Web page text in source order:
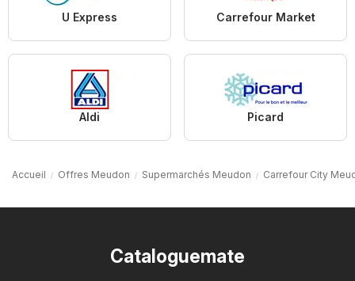
U Express Carrefour Market
Aldi Picard
Accueil Offres Meudon Supermarchés Meudon Carrefour City
Cataloguemate